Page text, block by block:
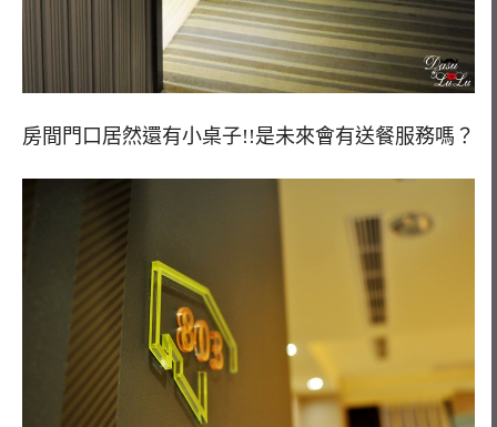
房間門口居然還有小桌子!!是未來會有送餐服務嗎？